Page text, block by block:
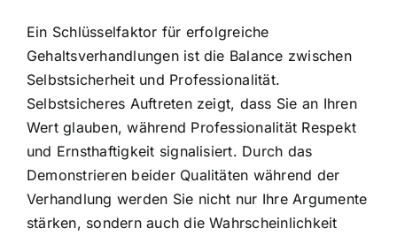
Ein Schlüsselfaktor für erfolgreiche
Gehaltsverhandlungen ist die Balance zwischen
Selbstsicherheit und Professionalität.
Selbstsicheres Auftreten zeigt, dass Sie an Ihren
Wert glauben, während Professionalität Respekt
und Ernsthaftigkeit signalisiert. Durch das
Demonstrieren beider Qualitäten während der
Verhandlung werden Sie nicht nur Ihre Argumente
stärken, sondern auch die Wahrscheinlichkeit